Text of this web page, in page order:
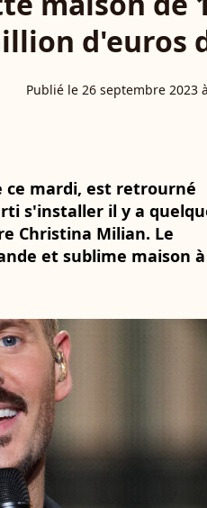
d'euros
Publié le 26 septembre 2023
ce mardi, est retrourné
s'installer il y a
Christina Milian. Le
et sublime maison à